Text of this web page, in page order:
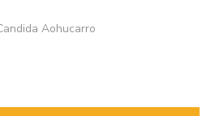
Aohucarro